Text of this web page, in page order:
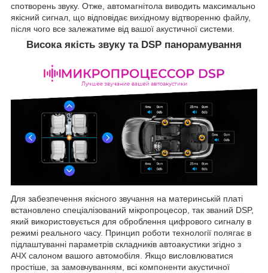
спотворень звуку. Отже, автомагнітола виводить максимально
якісний сигнал, що відповідає вихідному відтворенню файлу,
після чого все залежатиме від вашої акустичної системи.
Висока якість звуку та DSP панорамування
Для забезпечення якісного звучання на материнській платі
встановлено спеціалізований мікропроцесор, так званий DSP,
який використовується для оброблення цифрового сигналу в
режимі реального часу. Принцип роботи технології полягає в
підлаштуванні параметрів складників автоакустики згідно з
АЧХ салоном вашого автомобіля. Якщо висловлюватися
простіше, за замовчуванням, всі компоненти акустичної